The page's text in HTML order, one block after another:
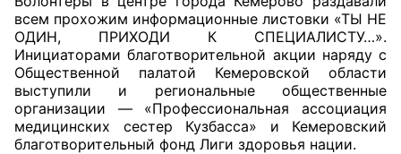
Главная
Общественные советы
Общественные советы при территориальных
органах федеральных органов
исполнительной власти
всем прохожим информационные листовки «ТЫ НЕ
ОДИН, ПРИХОДИ К СПЕЦИАЛИСТУ…».
Инициаторами благотворительной акции наряду с
Общественной палатой Кемеровской области
выступили и региональные общественные
организации — «Профессиональная ассоциация
медицинских сестер Кузбасса» и Кемеровский
благотворительный фонд Лиги здоровья нации.